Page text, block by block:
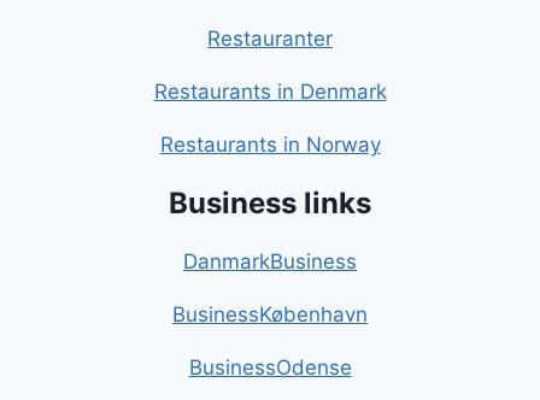
Restauranter
Restaurants in Denmark
Restaurants in Norway
Business links
DanmarkBusiness
BusinessKøbenhavn
BusinessOdense